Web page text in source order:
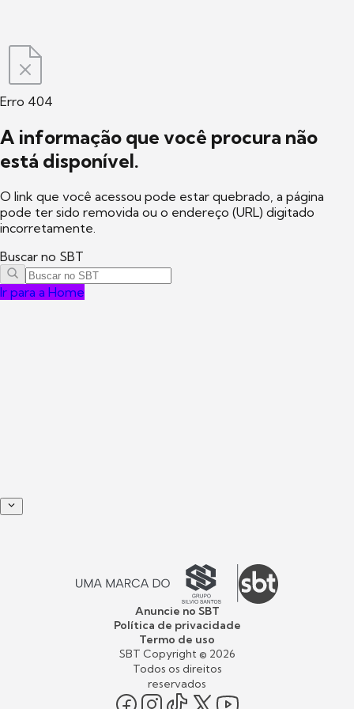
Erro 404
A informação que você procura não
está disponível.
O link que você acessou pode estar quebrado, a página
pode ter sido removida ou o endereço (URL) digitado
incorretamente.
Buscar no SBT
Ir para a Home
Anuncie no SBT
Política de privacidade
Termo de uso
SBT Copyright © 2026
Todos os direitos
reservados